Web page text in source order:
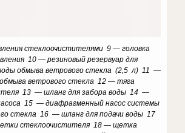
стеклоочистителями 9 — головка
10 — резиновый резервуар для
обмыва ветрового стекла (2,5 л) 11 —
ветрового стекла 12 — тяга
13 — шланг для забора воды 14 —
15 — диафрагменный насос системы
стекла 16 — шланг для подачи воды 17
стеклоочистителя 18 — щетка